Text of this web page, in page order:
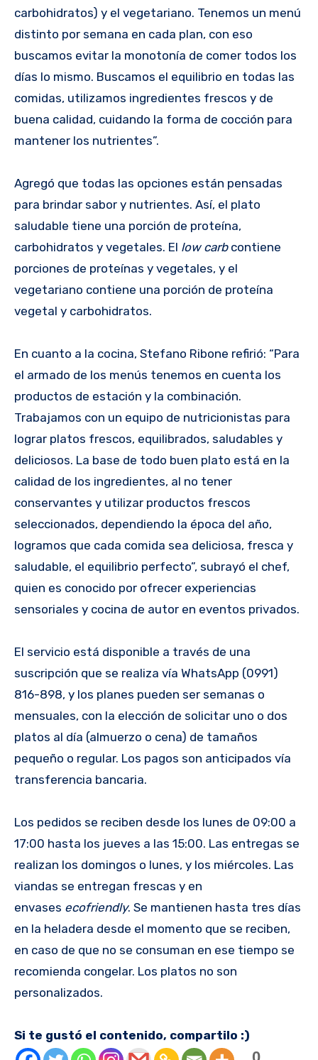
carbohidratos) y el vegetariano. Tenemos un menú
distinto por semana en cada plan, con eso
buscamos evitar la monotonía de comer todos los
días lo mismo. Buscamos el equilibrio en todas las
comidas, utilizamos ingredientes frescos y de
buena calidad, cuidando la forma de cocción para
mantener los nutrientes”.
Agregó que todas las opciones están pensadas
para brindar sabor y nutrientes. Así, el plato
saludable tiene una porción de proteína,
carbohidratos y vegetales. El low carbcontiene
porciones de proteínas y vegetales, y el
vegetariano contiene una porción de proteína
vegetal y carbohidratos.
En cuanto a la cocina, Stefano Ribone refirió: “Para
el armado de los menús tenemos en cuenta los
productos de estación y la combinación.
Trabajamos con un equipo de nutricionistas para
lograr platos frescos, equilibrados, saludables y
deliciosos. La base de todo buen plato está en la
calidad de los ingredientes, al no tener
conservantes y utilizar productos frescos
seleccionados, dependiendo la época del año,
logramos que cada comida sea deliciosa, fresca y
saludable, el equilibrio perfecto”, subrayó el chef,
quien es conocido por ofrecer experiencias
sensoriales y cocina de autor en eventos privados.
El servicio está disponible a través de una
suscripción que se realiza vía WhatsApp (0991)
816-898, y los planes pueden ser semanas o
mensuales, con la elección de solicitar uno o dos
platos al día (almuerzo o cena) de tamaños
pequeño o regular. Los pagos son anticipados vía
transferencia bancaria.
Los pedidos se reciben desde los lunes de 09:00 a
17:00 hasta los jueves a las 15:00. Las entregas se
realizan los domingos o lunes, y los miércoles. Las
viandas se entregan frescas y en
envases ecofriendly. Se mantienen hasta tres días
en la heladera desde el momento que se reciben,
en caso de que no se consuman en ese tiempo se
recomienda congelar. Los platos no son
personalizados.
Si te gustó el contenido, compartilo :)